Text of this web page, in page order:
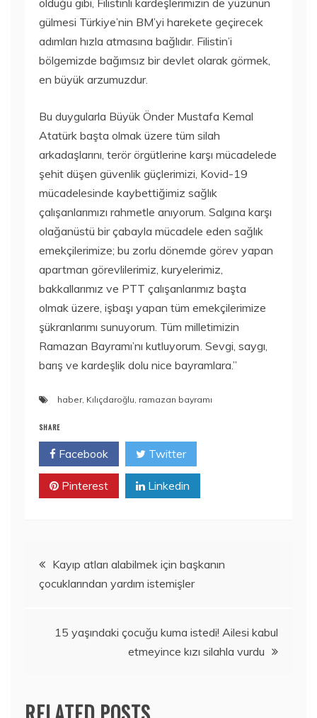
gülmesi Türkiye’nin BM’yi harekete geçirecek
adımları hızla atmasına bağlıdır. Filistin’i
bölgemizde bağımsız bir devlet olarak görmek,
en büyük arzumuzdur.
Bu duygularla Büyük Önder Mustafa Kemal
Atatürk başta olmak üzere tüm silah
arkadaşlarını, terör örgütlerine karşı mücadelede
şehit düşen güvenlik güçlerimizi, Kovid-19
mücadelesinde kaybettiğimiz sağlık
çalışanlarımızı rahmetle anıyorum. Salgına karşı
olağanüstü bir çabayla mücadele eden sağlık
emekçilerimize; bu zorlu dönemde görev yapan
apartman görevlilerimiz, kuryelerimiz,
bakkallarımız ve PTT çalışanlarımız başta
olmak üzere, işbaşı yapan tüm emekçilerimize
şükranlarımı sunuyorum. Tüm milletimizin
Ramazan Bayramı’nı kutluyorum. Sevgi, saygı,
barış ve kardeşlik dolu nice bayramlara.”
haber, Kılıçdaroğlu ramazan bayramı
SHARE
Facebook Twitter
Pinterest Linkedin
Yazı
gezinmesi
Kayıp atları alabilmek için başkanın
çocuklarından yardım istemişler
15 yaşındaki çocuğu kuma istedi! Ailesi kabul
etmeyince kızı silahla vurdu